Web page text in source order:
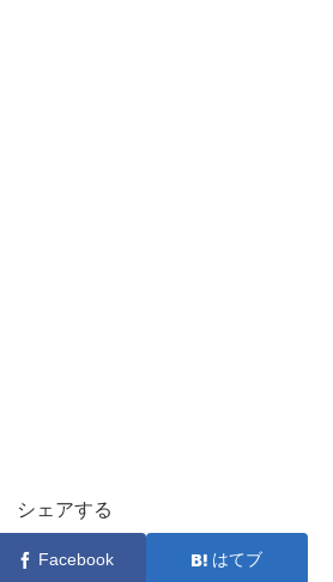
シェアする
Facebook はてブ